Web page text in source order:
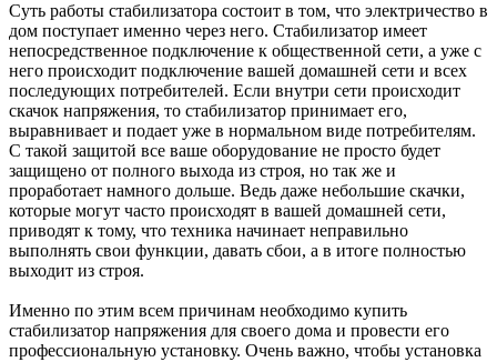
Суть работы стабилизатора состоит в том, что электричество в
дом поступает именно через него. Стабилизатор имеет
непосредственное подключение к общественной сети, а уже с
него происходит подключение вашей домашней сети и всех
последующих потребителей. Если внутри сети происходит
скачок напряжения, то стабилизатор принимает его,
выравнивает и подает уже в нормальном виде потребителям.
С такой защитой все ваше оборудование не просто будет
защищено от полного выхода из строя, но так же и
проработает намного дольше. Ведь даже небольшие скачки,
которые могут часто происходят в вашей домашней сети,
приводят к тому, что техника начинает неправильно
выполнять свои функции, давать сбои, а в итоге полностью
выходит из строя.
Именно по этим всем причинам необходимо купить
стабилизатор напряжения для своего дома и провести его
профессиональную установку. Очень важно, чтобы установка